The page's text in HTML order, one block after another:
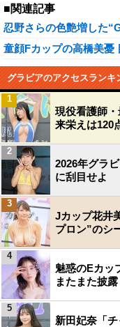
■関連記事
忍野さらの色艶増した
童顔Fカップの高橋美憂
グラビアのアクセスランキ
現役看護師
来栄えは120
1
2026年グラ
に刮目せよ
2
Jカップ花井
プロン”のシ
3
魅惑のEカッ
またまた披露
4
新田妃奈「
5